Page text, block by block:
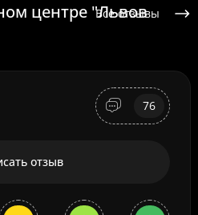
центре "Львов
Все отзывы
76
отзыв